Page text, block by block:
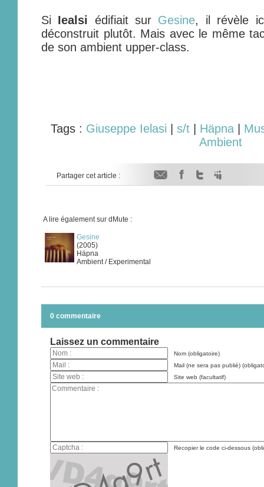
Si Iealsi édifiait sur Gesine, il révèle
déconstruit plutôt. Mais avec le même
de son ambient upper-class.
Tags : Giuseppe Ielasi s/t Häpna
Ambient
Partager cet article :
A lire également sur dMute :
Gesine
(2005)
Häpna
Ambient / Experimental
0 commentaire
Laissez un commentaire
Nom (obligatoire)
Mail (ne sera pas publié)
Site web (facultatif)
Recopier le code ci-dessous